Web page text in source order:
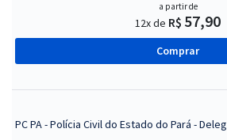
a partir de
12x de R$ 57,90
Comprar
PC PA - Polícia Civil do Estado do Pará -